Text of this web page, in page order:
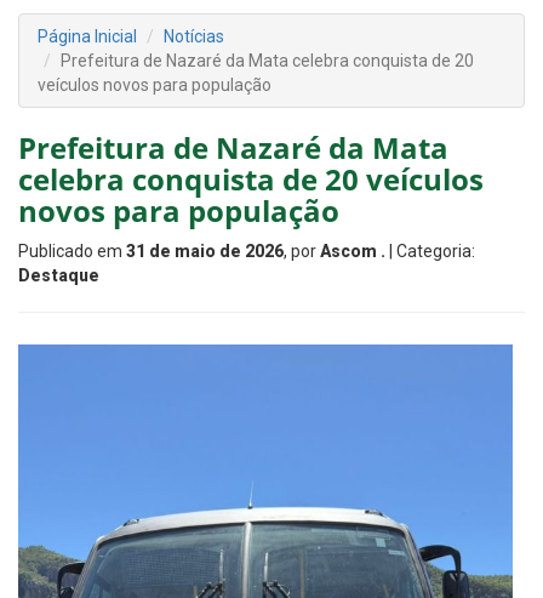
Página Inicial
Notícias
Prefeitura de Nazaré da Mata celebra conquista de 20
veículos novos para população
Prefeitura de Nazaré da Mata
celebra conquista de 20 veículos
novos para população
Publicado em 31 de maio de 2026, porAscom . | Categoria:
Destaque